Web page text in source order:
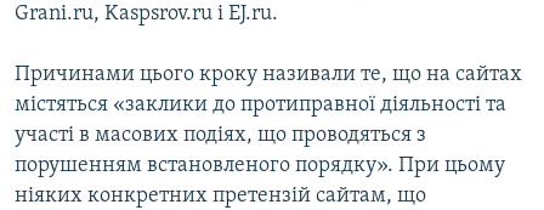
Grani.ru, Kaspsrov.ru і EJ.ru.
Причинами цього кроку називали те, що на сайтах
містяться «заклики до протиправної діяльності та
участі в масових подіях, що проводяться з
порушенням встановленого порядку». При цьому
ніяких конкретних претензій сайтам, що